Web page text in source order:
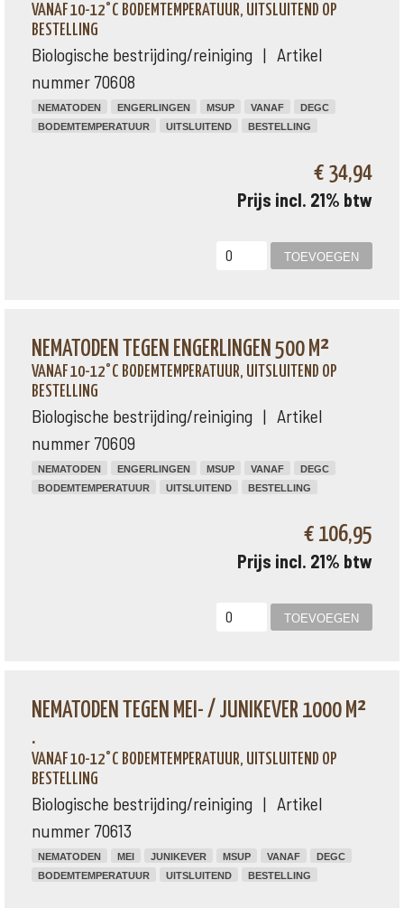
VANAF 10-12°C BODEMTEMPERATUUR, UITSLUITEND OP
BESTELLING
Biologische bestrijding/reiniging | Artikel
nummer 70608
NEMATODEN ENGERLINGEN MSUP VANAF
DEGC
BODEMTEMPERATUUR
UITSLUITEND BESTELLING
€ 34,94
Prijs incl. 21% btw
NEMATODEN TEGEN ENGERLINGEN 500 M²
VANAF 10-12°C BODEMTEMPERATUUR, UITSLUITEND OP
BESTELLING
Biologische bestrijding/reiniging | Artikel
nummer 70609
NEMATODEN ENGERLINGEN MSUP VANAF
DEGC
BODEMTEMPERATUUR
UITSLUITEND BESTELLING
€ 106,95
Prijs incl. 21% btw
NEMATODEN TEGEN MEI- / JUNIKEVER 1000 M²
.
VANAF 10-12°C BODEMTEMPERATUUR, UITSLUITEND OP
BESTELLING
Biologische bestrijding/reiniging | Artikel
nummer 70613
NEMATODEN MEI JUNIKEVER MSUP VANAF
DEGC
BODEMTEMPERATUUR
UITSLUITEND BESTELLING